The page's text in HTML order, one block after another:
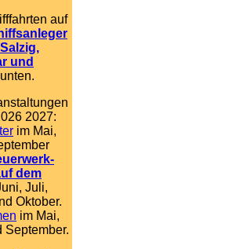
auf
und
2027:
im Mai,
dem
Juli,
Oktober.
im Mai,
September.